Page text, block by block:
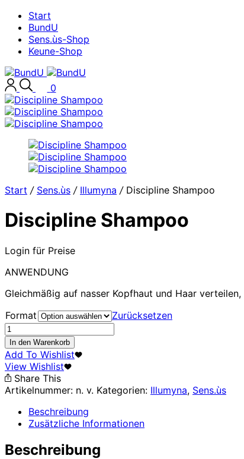
Start
BundU
Sens.ùs-Shop
Keune-Shop
0
Start / Sens.ùs / Illumyna /Discipline Shampoo
Discipline Shampoo
Login für Preise
ANWENDUNG
Gleichmäßig auf nasser Kopfhaut und Haar
Format
Zurücksetzen
Discipline
Shampoo
Menge
In den Warenkorb
Add To Wishlist
View Wishlist
Share This
Artikelnummer: n. v. Kategorien: Illumyna, Sens.ùs
Beschreibung
Zusätzliche Informationen
Beschreibung